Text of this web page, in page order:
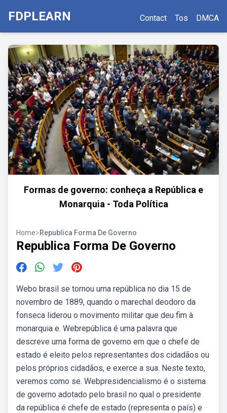
FDPLEARN Contact Tos DMCA
Formas de governo: conheça a República e
Monarquia - Toda Política
Home>Republica Forma De Governo
Republica Forma De Governo
Webo brasil se tornou uma república no dia 15 de
novembro de 1889, quando o marechal deodoro da
fonseca liderou o movimento militar que deu fim à
monarquia e. Webrepública é uma palavra que
descreve uma forma de governo em que o chefe de
estado é eleito pelos representantes dos cidadãos ou
pelos próprios cidadãos, e exerce a sua. Neste texto,
veremos como se. Webpresidencialismo é o sistema
de governo adotado pelo brasil no qual o presidente
da república é chefe de estado (representa o país) e